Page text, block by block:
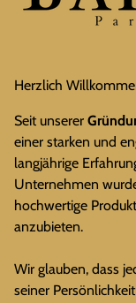
Herzlich
Seit unserer
einer starken und
langjährige
Unternehmen
hochwertige
anzubieten.
Wir glauben, dass
seiner